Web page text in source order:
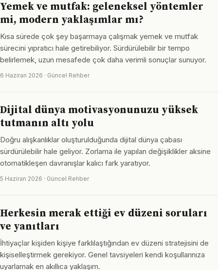
Yemek ve mutfak: geleneksel yöntemler
mi, modern yaklaşımlar mı?
Kısa sürede çok şey başarmaya çalışmak yemek ve mutfak
sürecini yıpratıcı hale getirebiliyor. Sürdürülebilir bir tempo
belirlemek, uzun mesafede çok daha verimli sonuçlar sunuyor.
6 Haziran 2026 · Güncel Rehber
Dijital dünya motivasyonunuzu yüksek
tutmanın altı yolu
Doğru alışkanlıklar oluşturulduğunda dijital dünya çabası
sürdürülebilir hale geliyor. Zorlama ile yapılan değişiklikler aksine
otomatikleşen davranışlar kalıcı fark yaratıyor.
5 Haziran 2026 · Güncel Rehber
Herkesin merak ettiği ev düzeni soruları
ve yanıtları
İhtiyaçlar kişiden kişiye farklılaştığından ev düzeni stratejisini de
kişiselleştirmek gerekiyor. Genel tavsiyeleri kendi koşullarınıza
uyarlamak en akıllıca yaklaşım.